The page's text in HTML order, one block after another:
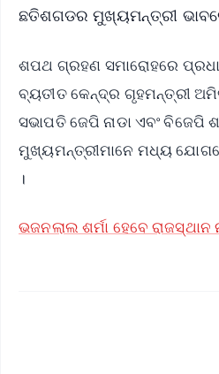
ଛତିଶଗଡର ମୁଖ୍ୟମନ୍ତ୍ରୀ
ଶପଥ ଗ୍ରହଣ ସମାରୋହରେ
ବ୍ୟତୀତ କେନ୍ଦ୍ର ଗୃହମନ୍ତ୍ରୀ
ସଭାପତି ଜେପି ନାଡା ଏବଂ ବିଜେପି
ମୁଖ୍ୟମନ୍ତ୍ରୀମାନେ ମଧ୍ୟ
।
ଭଜନଲାଲ ଶର୍ମା ହେବେ